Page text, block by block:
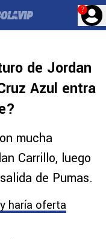
?
de Jordan
Azul entra
mucha
Carrillo, luego
de Pumas.
haría oferta